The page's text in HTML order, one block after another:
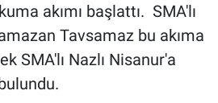
akımı başlattı. SMA'lı
Tavsamaz bu akıma
SMA'lı Nazlı Nisanur'a